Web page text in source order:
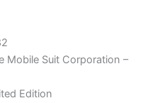
Mobile Suit Corporation –
Edition